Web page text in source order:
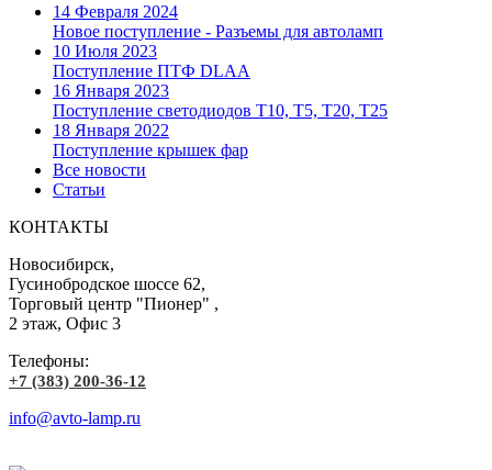
14 Февраля 2024
Новое поступление - Разъемы для автоламп
10 Июля 2023
Поступление ПТФ DLAA
16 Января 2023
Поступление светодиодов T10, T5, T20, T25
18 Января 2022
Поступление крышек фар
Все новости
Статьи
КОНТАКТЫ
Новосибирск,
Гусинобродское шоссе 62,
Торговый центр "Пионер" ,
2 этаж, Офис 3
Телефоны:
+7 (383) 200-36-12
info@avto-lamp.ru